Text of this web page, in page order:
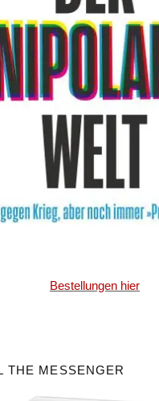
Bestellungen hier
THE MESSENGER